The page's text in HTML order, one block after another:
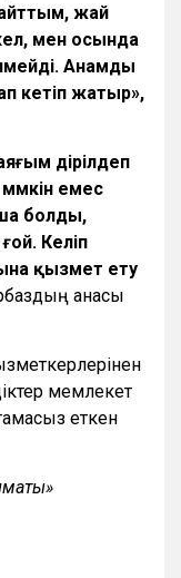
жай
мен осында
Анамды
кетіп жатыр»,
дірілдеп
емес
болды,
Келіп
қызмет ету
анасы
мемлекет
еткен